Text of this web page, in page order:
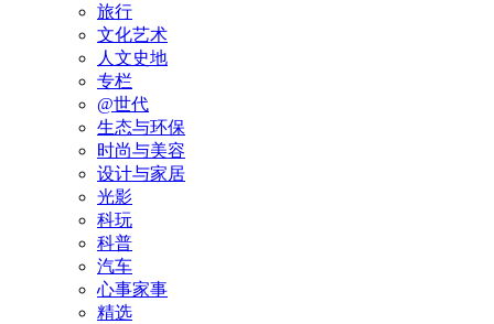
旅行
文化艺术
人文史地
专栏
@世代
生态与环保
时尚与美容
设计与家居
光影
科玩
科普
汽车
心事家事
精选